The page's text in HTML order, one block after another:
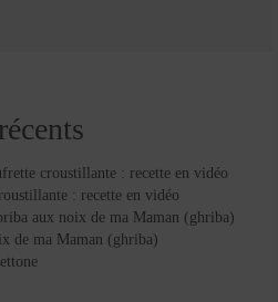
croustillante : recette en vidéo
: recette en vidéo
aux noix de ma Maman (ghriba)
de ma Maman (ghriba)